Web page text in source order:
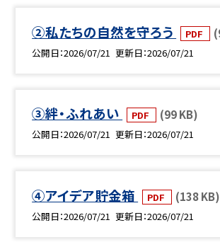
②私たちの自然を守ろう PDF
公開日 2026/07/21 更新日 2026/07/21
③絆・ふれあい PDF (99 KB)
公開日 2026/07/21 更新日 2026/07/21
④アイデア貯金箱 PDF (138 KB)
公開日 2026/07/21 更新日 2026/07/21